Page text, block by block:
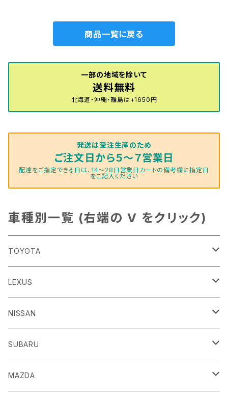
商品一覧に戻る
一部の地域を除いて
送料無料
北海道・沖縄・離島は+1650円
発送は受注生産のため
ご注文日から５～７営業日
配達をご指定できる日は、14～28日営業日カートの備考欄に指定日
をご記入ください
車種別一覧 (右端の V をクリック)
TOYOTA
86
H24/4～R3/8 ZN6
GR86
R3/10～ ZN8
ｂＢ
H17/12～H28/8 20系
ｂZ４X
LEXUS
ＣＴ
H23/1～R4/11
ＥＳ
H30/10～
ＧＳ
NISSAN
ＡＤ
H18/12～ Y12
ＧＴ－Ｒ
SUBARU
ＢＲＺ
MAZDA